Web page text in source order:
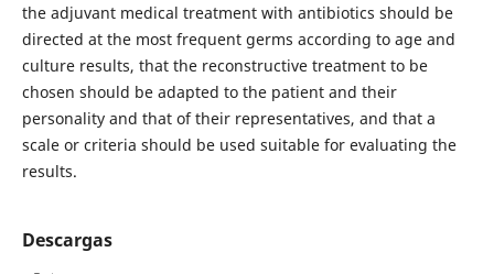
the adjuvant medical treatment with antibiotics should be
directed at the most frequent germs according to age and
culture results, that the reconstructive treatment to be
chosen should be adapted to the patient and their
personality and that of their representatives, and that a
scale or criteria should be used suitable for evaluating the
results.
Descargas